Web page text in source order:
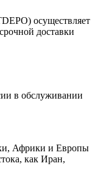
осуществляет
доставки
в обслуживании
Африки и Европы
как Иран,